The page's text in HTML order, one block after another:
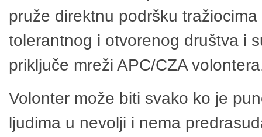
pruže direktnu podršku
tolerantnog i otvorenog društva i
priključe mreži APC/CZA
Volonter može biti svako ko je
ljudima u nevolji i nema